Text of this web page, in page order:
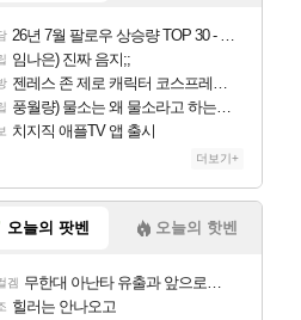
26년 7월 팔로우 상승량 TOP 30 - 월간 치지직
임나은) 진짜 음지;;
젠레스 존 제로 캐릭터 코스프레한 꽁주
풍월량) 물소는 왜 물소라고 하는거야? 아! 그만 ㅋㅋ 알았어 ㅋㅋ
치지직 애플TV 앱 출시
더보기+
오늘의 팟벤 오늘의 핫벤
겜 무한대 아난타 유출과 앞으로의 예상 (루머)
힐러는 안나오고